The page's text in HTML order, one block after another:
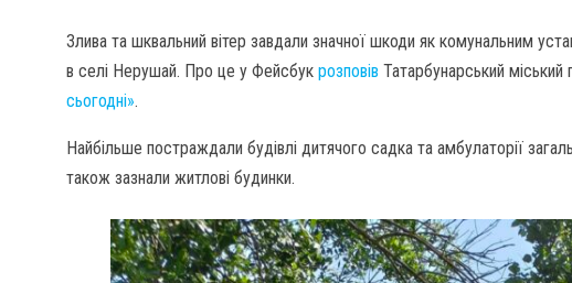
Злива та шквальний вітер завдали значної шкоди як комунальним
в селі Нерушай. Про це у Фейсбук розповів Татарбунарський
сьогодні».
Найбільше постраждали будівлі дитячого садка та амбулаторії
також зазнали житлові будинки.